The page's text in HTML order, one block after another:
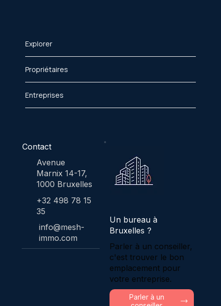
Explorer
Propriétaires
Entreprises
Contact
Avenue
Marnix 14-17,
1000 Bruxelles
+32 498 78 15
35
info@mesh-
immo.com
Un bureau à
Bruxelles ?
Parler à un conseiller,
c'est trouver le bon
emplacement pour
votre entreprise.
Parler à un